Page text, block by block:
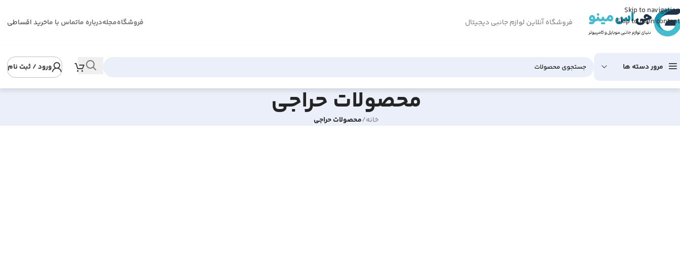
Skip to navigation
Skip to main content
فروشگاه آنلاین لوازم جانبی دیجیتال فروشگاهمجلهدرباره ماتماس با ماخرید اقساطی
مرور دسته ها ورود / ثبت نام
محصولات حراجی
خانه/محصولات حراجی